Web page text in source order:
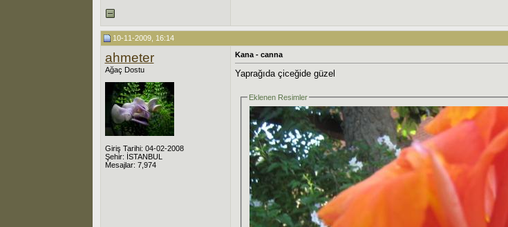
10-11-2009, 16:14
ahmeter
Ağaç Dostu
Giriş Tarihi: 04-02-2008
Şehir: İSTANBUL
Mesajlar: 7,974
Kana - canna
Yaprağıda çiceğide güzel
Eklenen Resimler